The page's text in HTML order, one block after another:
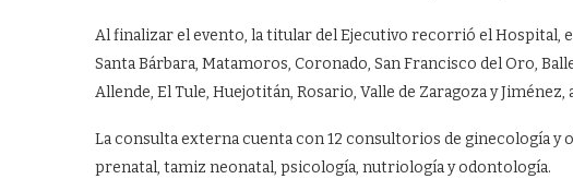
Al finalizar el evento, la titular del Ejecutivo recorrió el Hospital,
Santa Bárbara, Matamoros, Coronado, San Francisco del Oro,
Allende, El Tule, Huejotitán, Rosario, Valle de Zaragoza y
La consulta externa cuenta con 12 consultorios de ginecología
prenatal, tamiz neonatal, psicología, nutriología y odontología.